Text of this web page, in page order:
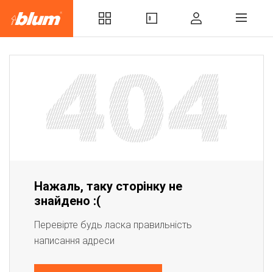
Нажаль, таку сторінку не
знайдено :(
Перевірте будь ласка правильність
написання адреси